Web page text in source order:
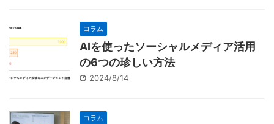
コラム
AIを使ったソーシャルメディア活用
の6つの珍しい方法
2024/8/14
コラム